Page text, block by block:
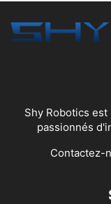
Shy Robotics
passionnés
Contactez-